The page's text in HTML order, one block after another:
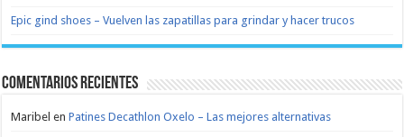
Epic gind shoes – Vuelven las zapatillas para grindar y hacer trucos
Comentarios recientes
Maribel enPatines Decathlon Oxelo – Las mejores alternativas